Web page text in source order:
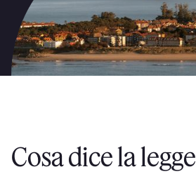
Cosa dice la legge